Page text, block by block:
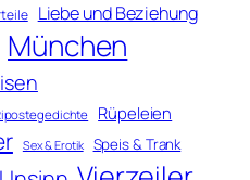
Liebe und Beziehung
München
Rüpeleien
Sex & Erotik Speis & Trank